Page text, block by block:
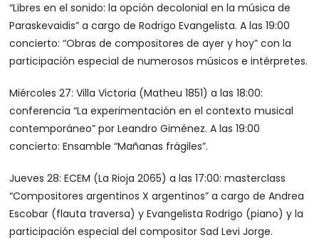
“Libres en el sonido: la opción decolonial en la música de
Paraskevaidis” a cargo de Rodrigo Evangelista. A las 19:00
concierto: “Obras de compositores de ayer y hoy” con la
participación especial de numerosos músicos e intérpretes.
Miércoles 27: Villa Victoria (Matheu 1851) a las 18:00:
conferencia “La experimentación en el contexto musical
contemporáneo” por Leandro Giménez. A las 19:00
concierto: Ensamble “Mañanas frágiles”.
Jueves 28: ECEM (La Rioja 2065) a las 17:00: masterclass
“Compositores argentinos X argentinos” a cargo de Andrea
Escobar (flauta traversa) y Evangelista Rodrigo (piano) y la
participación especial del compositor Sad Levi Jorge.